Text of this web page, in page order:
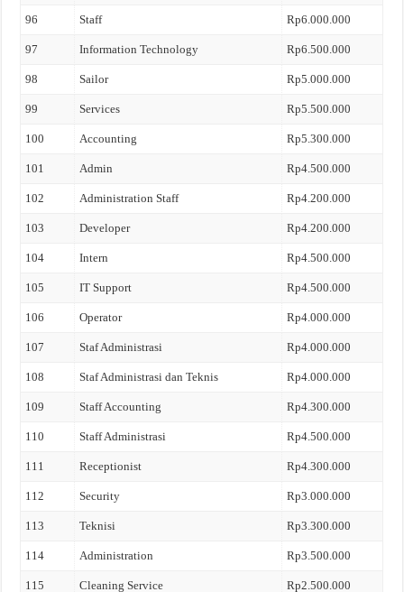
96 Staff Rp6.000.000
97 Information Technology Rp6.500.000
98 Sailor Rp5.000.000
99 Services Rp5.500.000
100 Accounting Rp5.300.000
101 Admin Rp4.500.000
102 Administration Staff Rp4.200.000
103 Developer Rp4.200.000
104 Intern Rp4.500.000
105 IT Support Rp4.500.000
106 Operator Rp4.000.000
107 Staf Administrasi Rp4.000.000
108 Staf Administrasi dan Teknis Rp4.000.000
109 Staff Accounting Rp4.300.000
110 Staff Administrasi Rp4.500.000
111 Receptionist Rp4.300.000
112 Security Rp3.000.000
113 Teknisi Rp3.300.000
114 Administration Rp3.500.000
115 Cleaning Service Rp2.500.000